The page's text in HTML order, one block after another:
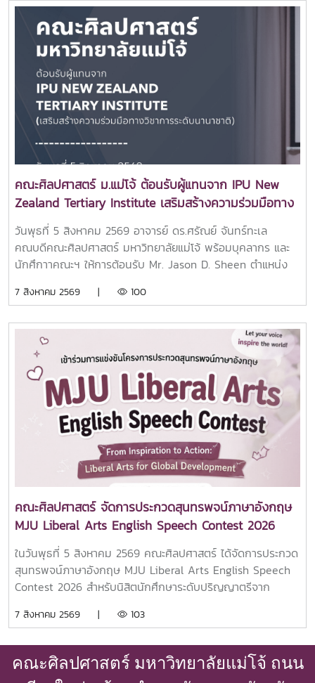
มหาวิทยาลัยแม่โจ้โอกาสนี้ได้รับเกียรติจาก อาจารย์ ดร.ศรัณย์
จันทร์ทะเล คณบดีคณะศิลปศาสตร์ เป็นประธานในพิธีเปิด
กิจกรรม พร้อมกล่าวต้อนรับและให้โอวาทแก่นักศึกษาใหม่ เพื่อ
สร้างขวัญกำลังใจในการเริ่มต้นชีวิตในรั้วมหาวิทยาลัย และส่ง
เสริมการมีส่วนร่วมในกิจกรรมของคณะกิจกรรมดังกล่าวสะท้อน
ถึงความมุ่งมั่นของคณะศิลปศาสตร์ในการส่งเสริมการพัฒนา
นักศึกษาให้มีทั้งความรู้ ความสามารถ ทักษะการทำงานร่วมกับผู้
อื่น และความภาคภูมิใจในการเป็นส่วนหนึ่งของครอบครัว
ศิลปศาสตร์ มหาวิทยาลัยแม่โจ้ ผ่านกิจกรรมสร้างสรรค์ที่ช่วย
เสริมสร้างความผูกพันระหว่างรุ่นพี่และรุ่นน้องอย่างอบอุ่นและ
ประทับใจ.ขอบคุณภาพบรรยากาศจากน้องๆ ทีมสโมสรนักศึกษา
ศิลปศาสตร์ แม่โจ้
คณะศิลปศาสตร์ ม.แม่โจ้ ต้อนรับผู้แทนจาก IPU New
Zealand Tertiary Institute เสริมสร้างความร่วมมือทาง
วิชาการระดับนานาชาติ
วันพุธที่ 5 สิงหาคม 2569 อาจารย์ ดร.ศรัณย์ จันทร์ทะเล
คณบดีคณะศิลปศาสตร์ มหาวิทยาลัยแม่โจ้ พร้อมบุคลากร และ
นักศึกาาคณะฯ ให้การต้อนรับ Mr. Jason D. Sheen ตำแหน่ง
Institute ประเทศนิวซีแลนด์ ณ ห้อง 404 อาคารประเสริฐ ณ
Mr. Jason D. Sheen ได้ร่วมแลกเปลี่ยนและแนะนำข้อมูลด้านการ
ศึกษาที่ IPU New Zealand Tertiary Institute ให้กับนักศึกษา
คณะฯ พร้อมทั้งได้ร่วมการลงนามความร่วมมือ MOU กับทาง
มหาวิทยาลัยแม่โจ้ โดยคณะศิลปศาสตร์ร่วมเป็นพยานในการลง
นามครั้งนี้คณะศิลปศาสตร์ มหาวิทยาลัยแม่โจ้ มุ่งมั่นในการขยาย
เครือข่ายความร่วมมือกับสถาบันการศึกษาชั้นนำจากต่างประเทศ
เพื่อเปิดโอกาสให้นักศึกษาและบุคลากรได้พัฒนาศักยภาพด้าน
วิชาการ ภาษา และทักษะความเป็นพลเมืองโลก พร้อมยกระดับ
คุณภาพการศึกษาให้สอดคล้องกับบริบทสากลอย่างยั่งยืน
7 สิงหาคม 2569 | 100
คณะศิลปศาสตร์ จัดการประกวดสุนทรพจน์ภาษาอังกฤษ
MJU Liberal Arts English Speech Contest 2026
ในวันพุธที่ 5 สิงหาคม 2569 คณะศิลปศาสตร์ ได้จัดการประกวด
สุนทรพจน์ภาษาอังกฤษ MJU Liberal Arts English Speech
Contest 2026 สำหรับนิสิตนักศึกษาระดับปริญญาตรีจาก
Action: Liberal Arts for Global Development” หรือ “จาก
โลก”คณะฯ ขอขอบคุณผู้เข้าแข่งขันทั้ง 13 คน จาก 8
มหาวิทยาลัย ที่ร่วมถ่ายทอดแนวคิดอันสร้างสรรค์ ความมุ่งมั่น
7 สิงหาคม 2569 | 103
คณะศิลปศาสตร์ มหาวิทยาลัยแม่โจ้ ถนน